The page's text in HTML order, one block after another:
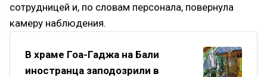
сотрудницей и, по словам персонала, повернула
камеру наблюдения.
В храме Гоа-Гаджа на Бали
иностранца заподозрили в